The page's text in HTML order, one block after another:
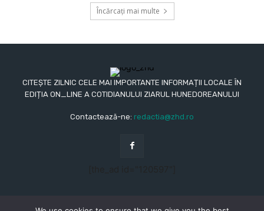
Încărcați mai multe
CITEȘTE ZILNIC CELE MAI IMPORTANTE INFORMAȚII LOCALE ÎN
EDIȚIA ON_LINE A COTIDIANULUI ZIARUL HUNEDOREANULUI
Contactează-ne: redactia@zhd.ro